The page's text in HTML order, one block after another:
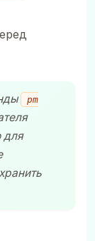
pm
для